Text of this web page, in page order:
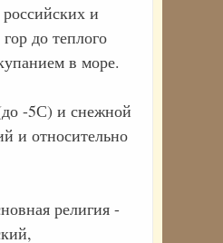
и
до теплого
в море.
-5С) и снежной
и относительно
религия -